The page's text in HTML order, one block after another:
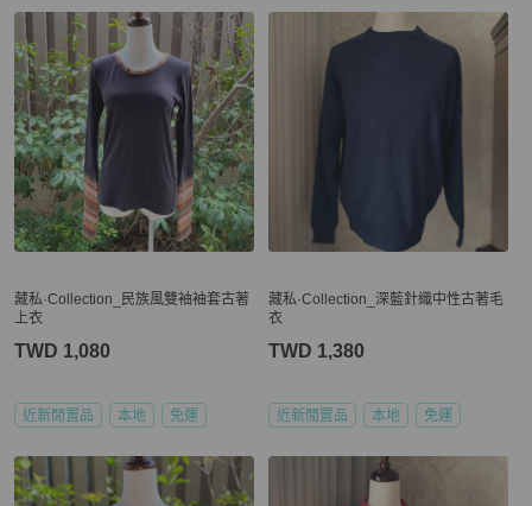
藏私·Collection_民族風雙袖袖套古著
上衣
TWD 1,080
近新閒置品 本地 免運
藏私·Collection_深藍針織中性古著毛
衣
TWD 1,380
近新閒置品 本地 免運